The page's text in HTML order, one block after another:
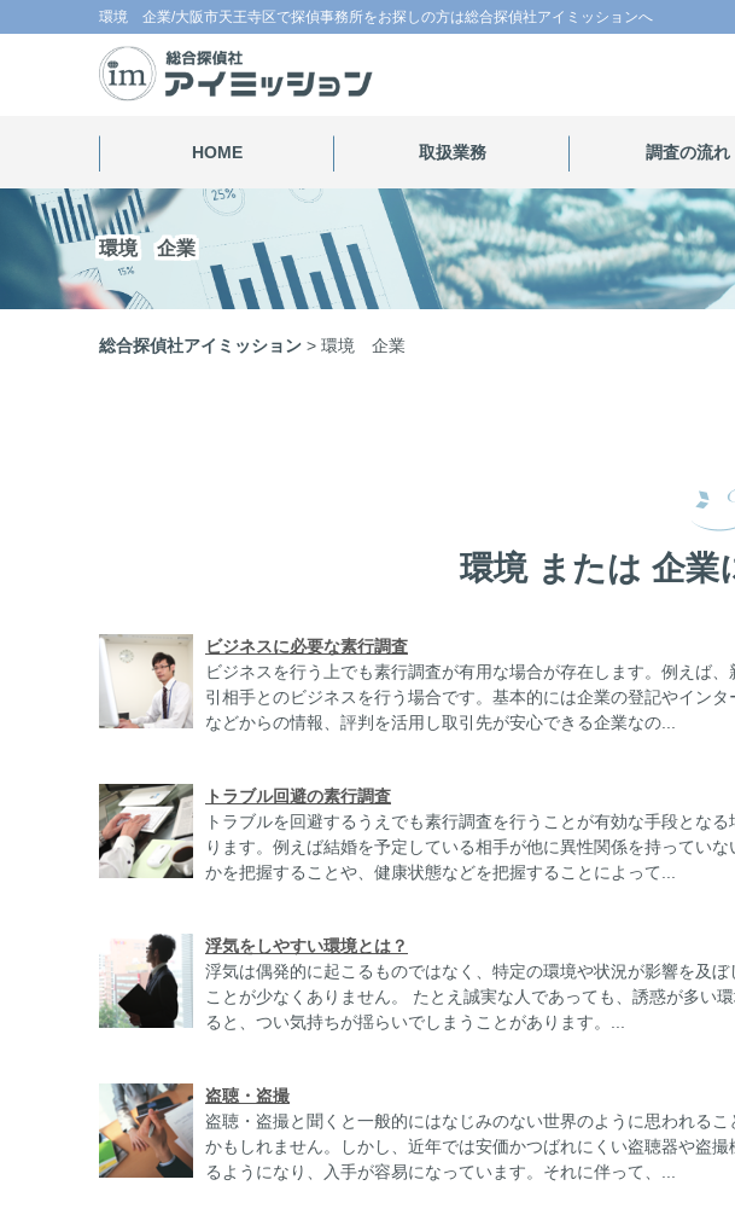
環境 企業/大阪市天王寺区で探偵事務所をお探しの方は総合探偵社アイミッションへ
HOME 取扱業務 調査の流れ
環境 企業
総合探偵社アイミッション > 環境 企業
環境 または 企業
ビジネスに必要な素行調査
ビジネスを行う上でも素行調査が有用な場合が存在します。例えば、
引相手とのビジネスを行う場合です。基本的には企業の登記やインタ
などからの情報、評判を活用し取引先が安心できる企業なの...
トラブル回避の素行調査
トラブルを回避するうえでも素行調査を行うことが有効な手段となる
ります。例えば結婚を予定している相手が他に異性関係を持っていな
かを把握することや、健康状態などを把握することによって...
浮気をしやすい環境とは？
浮気は偶発的に起こるものではなく、特定の環境や状況が影響を及ぼ
ことが少なくありません。 たとえ誠実な人であっても、誘惑が多い
ると、つい気持ちが揺らいでしまうことがあります。...
盗聴・盗撮
盗聴・盗撮と聞くと一般的にはなじみのない世界のように思われるこ
かもしれません。しかし、近年では安価かつばれにくい盗聴器や盗撮
るようになり、入手が容易になっています。それに伴って、...